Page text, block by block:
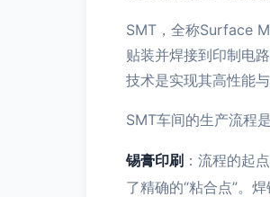
SMT，全称Surface
贴装并焊接到印制电
技术是实现其高性能
SMT车间的生产流程
锡膏印刷 ：流程的起
了精确的“粘合点”。